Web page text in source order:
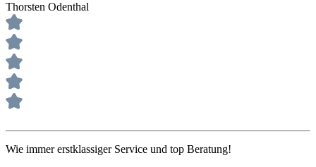
Thorsten Odenthal
Wie immer erstklassiger Service und top Beratung!